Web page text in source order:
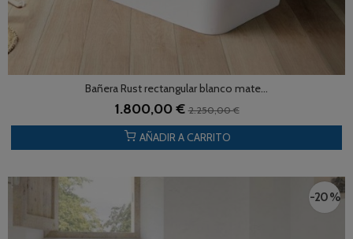
Bañera Rust rectangular blanco mate...
1.800,00 €2.250,00 €
AÑADIR A CARRITO
-20 %